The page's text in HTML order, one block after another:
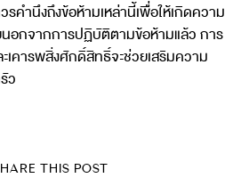
คำนึงถึงข้อห้ามเหล่านี้เพื่อให้เกิดความ
อกจากการปฏิบัติตามข้อห้ามแล้ว การ
เคารพสิ่งศักดิ์สิทธิ์จะช่วยเสริมความ
ว
THIS POST